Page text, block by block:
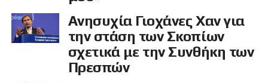
Ανησυχία Γιοχάνες Χαν για
την στάση των Σκοπίων
σχετικά με την Συνθήκη των
Πρεσπών